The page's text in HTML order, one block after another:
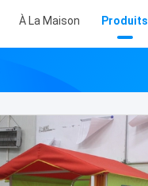
À La Maison Produits